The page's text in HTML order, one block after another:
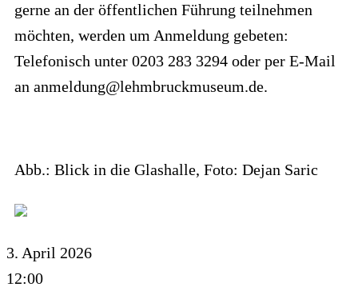
gerne an der öffentlichen Führung teilnehmen
möchten, werden um Anmeldung gebeten:
Telefonisch unter 0203 283 3294 oder per E-Mail
an anmeldung@lehmbruckmuseum.de.
Abb.: Blick in die Glashalle, Foto: Dejan Saric
3. April 2026
12:00